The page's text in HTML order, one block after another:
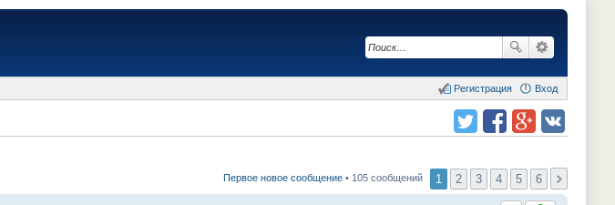
Вход
Регистрация
Первое новое сообщение • 105 сообщений 1 2 3 4 5 6